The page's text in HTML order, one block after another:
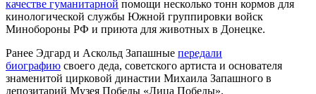
качестве гуманитарной помощи несколько тонн кормов для
кинологической службы Южной группировки войск
Минобороны РФ и приюта для животных в Донецке.
Ранее Эдгард и Аскольд Запашные передали
биографию своего деда, советского артиста и основателя
знаменитой цирковой династии Михаила Запашного в
депозитарий Музея Победы «Лица Победы».